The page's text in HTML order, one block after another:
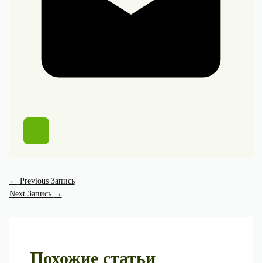
← Previous Запись
Next Запись →
Похожие статьи